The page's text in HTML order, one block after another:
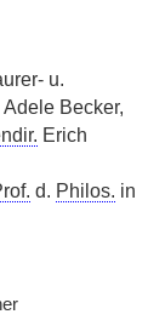
u.
Becker,
Erich
d. Philos. in